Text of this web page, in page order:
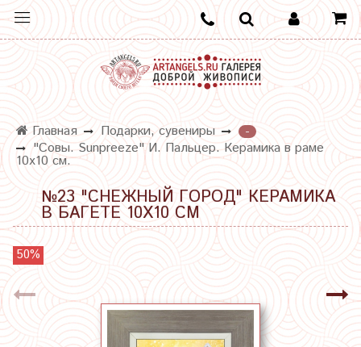
Главная Подарки, сувениры
-
"Совы. Sunpreeze" И. Пальцер. Керамика в раме
10х10 см.
№23 "СНЕЖНЫЙ ГОРОД" КЕРАМИКА
В БАГЕТЕ 10Х10 СМ
50%